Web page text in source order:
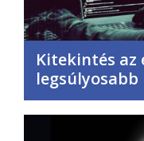
Kitekintés az